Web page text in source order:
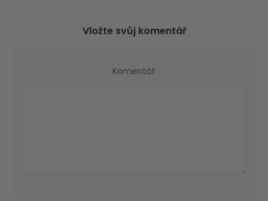
Vložte svůj komentář
Komentář: